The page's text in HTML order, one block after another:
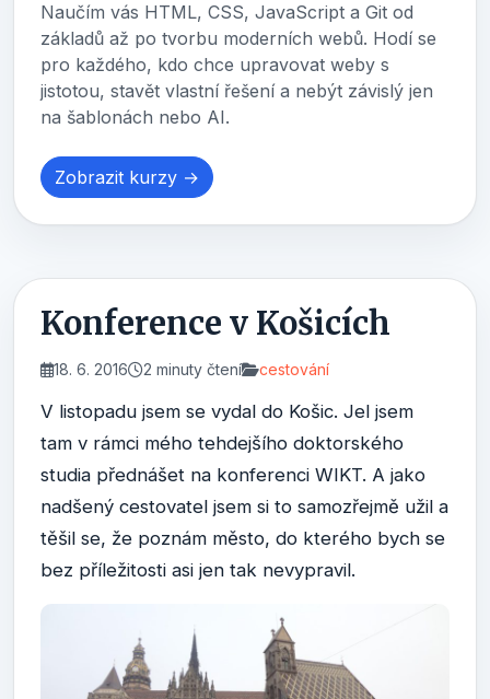
Naučím vás HTML, CSS, JavaScript a Git od
základů až po tvorbu moderních webů. Hodí se
pro každého, kdo chce upravovat weby s
jistotou, stavět vlastní řešení a nebýt závislý jen
na šablonách nebo AI.
Zobrazit kurzy →
Konference v Košicích
18. 6. 2016 2 minuty čtení cestování
V listopadu jsem se vydal do Košic. Jel jsem
tam v rámci mého tehdejšího doktorského
studia přednášet na konferenci WIKT. A jako
nadšený cestovatel jsem si to samozřejmě užil a
těšil se, že poznám město, do kterého bych se
bez příležitosti asi jen tak nevypravil.